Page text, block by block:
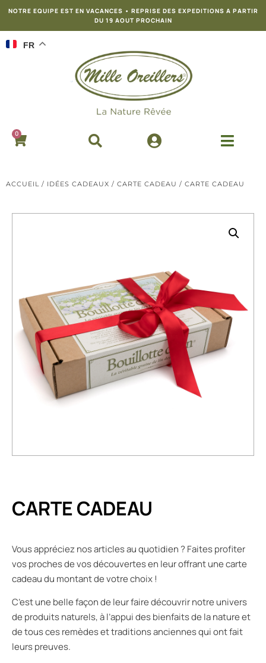
NOTRE EQUIPE EST EN VACANCES • REPRISE DES EXPEDITIONS A PARTIR
DU 19 AOUT PROCHAIN
FR
0
ACCUEIL / IDÉES CADEAUX / CARTE CADEAU / CARTE CADEAU
CARTE CADEAU
Vous appréciez nos articles au quotidien ? Faites profiter
vos proches de vos découvertes en leur offrant une carte
cadeau du montant de votre choix !
C’est une belle façon de leur faire découvrir notre univers
de produits naturels, à l’appui des bienfaits de la nature et
de tous ces remèdes et traditions anciennes qui ont fait
leurs preuves.